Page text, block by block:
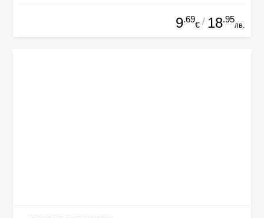
9.69
€ / 18.95
лв.